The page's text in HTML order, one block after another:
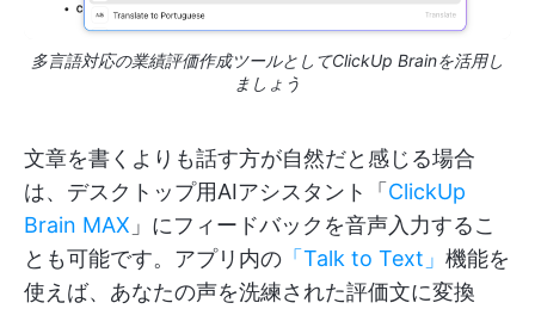
多言語対応の業績評価作成ツールとしてClickUp Brainを活用し
ましょう
文章を書くよりも話す方が自然だと感じる場合
は、デスクトップ用AIアシスタント「ClickUp
Brain MAX 」にフィードバックを音声入力するこ
とも可能です。アプリ内の 「Talk to Text」 機能を
使えば、あなたの声を洗練された評価文に変換